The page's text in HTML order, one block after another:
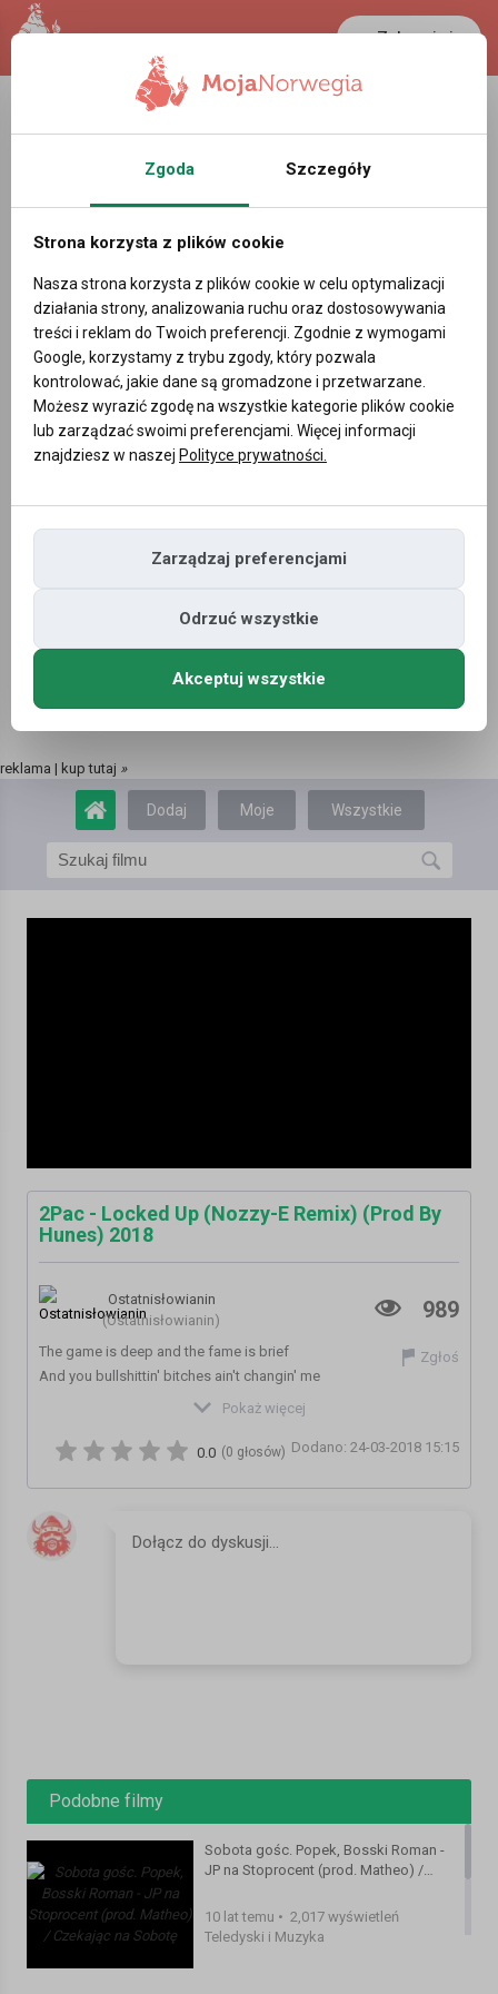
Zaloguj się
reklama | kup tutaj »
Dodaj Moje Wszystkie
2Pac - Locked Up (Nozzy-E Remix) (Prod By
Hunes) 2018
Ostatnisłowianin
(Ostatnisłowianin)
989
Zgłoś
The game is deep and the fame is brief
And you bullshittin' bitches ain't changin' me
(Nozzy-E Remix) 2018
All Rights Reserved For The Respective Owners
Facebook: https://www.facebook.com/groups/55703678616/
Facebook:https://www.facebook.com/groups/55703678616/?
ref=bookmarks
Tupac Eternally Thuggin (Facebook Page):
https://www.facebook.com/TupacEternallyThuggin247/
Kategoria:Teledyski i Muzyka
Pokaż więcej
Dodano: 24-03-2018 15:15
(0 głosów)
0.0
Podobne filmy
Sobota gośc. Popek, Bosski Roman -
JP na Stoprocent (prod. Matheo) /
10 lat temu • 2,017 wyświetleń
Teledyski i Muzyka
Zgoda Szczegóły
Strona korzysta z plików cookie
Nasza strona korzysta z plików cookie w celu optymalizacji
działania strony, analizowania ruchu oraz dostosowywania
treści i reklam do Twoich preferencji. Zgodnie z wymogami
Google, korzystamy z trybu zgody, który pozwala
kontrolować, jakie dane są gromadzone i przetwarzane.
Możesz wyrazić zgodę na wszystkie kategorie plików cookie
lub zarządzać swoimi preferencjami. Więcej informacji
znajdziesz w naszej Polityce prywatności.
Zarządzaj preferencjami
Odrzuć wszystkie
Akceptuj wszystkie